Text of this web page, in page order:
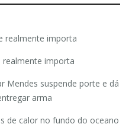
realmente importa
realmente importa
Mendes suspende porte e dá
arma
de calor no fundo do oceano